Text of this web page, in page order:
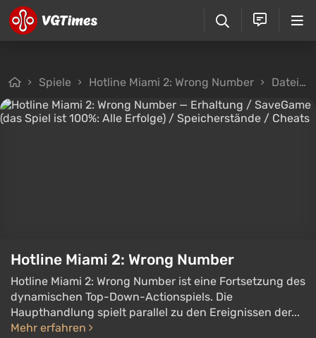
Spiele Hotline Miami 2: Wrong Number Dateien
Hotline Miami 2: Wrong Number
Hotline Miami 2: Wrong Number ist eine Fortsetzung des
dynamischen Top-Down-Actionspiels. Die
Haupthandlung spielt parallel zu den Ereignissen der...
Mehr erfahren